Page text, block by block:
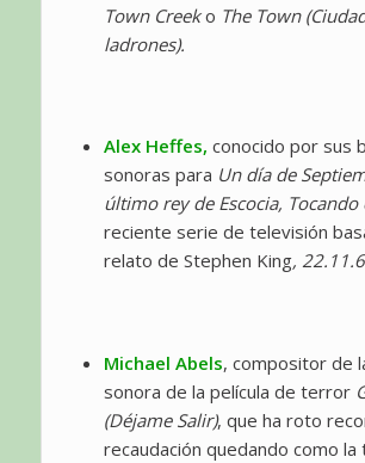
Town Creeko The Town
ladrones).
Alex Heffes, conocido por sus
sonoras para Un día de
último rey de Escocia, Tocando
reciente serie de televisión
relato de Stephen King,
Michael Abels, compositor de
sonora de la película de terror
(Déjame Salir), que ha roto
recaudación quedando como la